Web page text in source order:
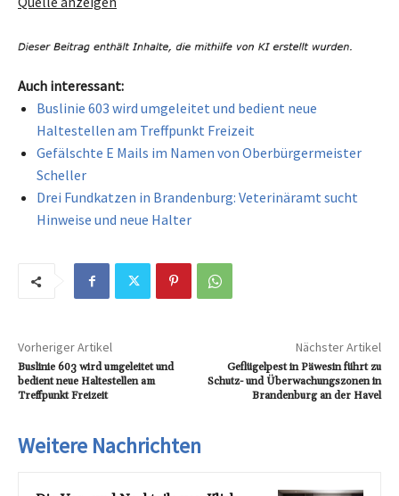
Auch interessant:
Buslinie 603 wird umgeleitet und bedient neue
Haltestellen am Treffpunkt Freizeit
Gefälschte E Mails im Namen von Oberbürgermeister
Scheller
Drei Fundkatzen in Brandenburg: Veterinäramt sucht
Hinweise und neue Halter
Vorheriger Artikel
Buslinie 603 wird umgeleitet und
bedient neue Haltestellen am
Treffpunkt Freizeit
Nächster Artikel
Geflügelpest in Päwesin führt zu
Schutz- und Überwachungszonen in
Brandenburg an der Havel
Weitere Nachrichten